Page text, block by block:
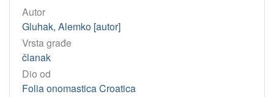
Autor
Gluhak, Alemko [autor]
Vrsta građe
članak
Dio od
Folia onomastica Croatica